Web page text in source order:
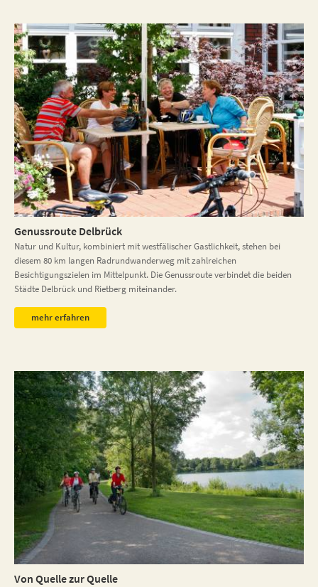
Genussroute Delbrück
Natur und Kultur, kombiniert mit westfälischer Gastlichkeit, stehen bei
diesem 80 km langen Radrundwanderweg mit zahlreichen
Besichtigungszielen im Mittelpunkt. Die Genussroute verbindet die beiden
Städte Delbrück und Rietberg miteinander.
mehr erfahren
Von Quelle zur Quelle